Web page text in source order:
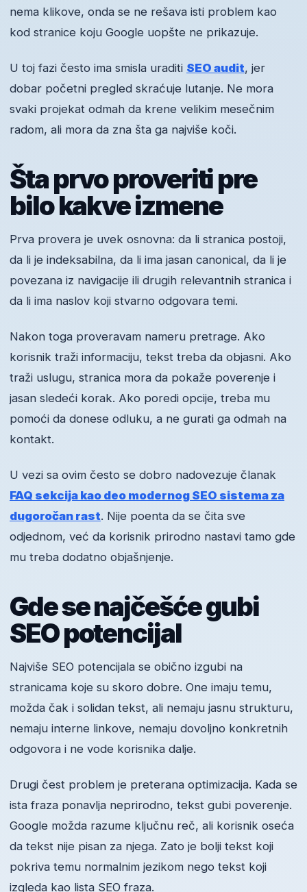
nema klikove, onda se ne rešava isti problem kao
kod stranice koju Google uopšte ne prikazuje.
U toj fazi često ima smisla uraditi SEO audit, jer
dobar početni pregled skraćuje lutanje. Ne mora
svaki projekat odmah da krene velikim mesečnim
radom, ali mora da zna šta ga najviše koči.
Šta prvo proveriti pre
bilo kakve izmene
Prva provera je uvek osnovna: da li stranica postoji,
da li je indeksabilna, da li ima jasan canonical, da li je
povezana iz navigacije ili drugih relevantnih stranica i
da li ima naslov koji stvarno odgovara temi.
Nakon toga proveravam nameru pretrage. Ako
korisnik traži informaciju, tekst treba da objasni. Ako
traži uslugu, stranica mora da pokaže poverenje i
jasan sledeći korak. Ako poredi opcije, treba mu
pomoći da donese odluku, a ne gurati ga odmah na
kontakt.
U vezi sa ovim često se dobro nadovezuje članak
FAQ sekcija kao deo modernog SEO sistema za
dugoročan rast. Nije poenta da se čita sve
odjednom, već da korisnik prirodno nastavi tamo gde
mu treba dodatno objašnjenje.
Gde se najčešće gubi
SEO potencijal
Najviše SEO potencijala se obično izgubi na
stranicama koje su skoro dobre. One imaju temu,
možda čak i solidan tekst, ali nemaju jasnu strukturu,
nemaju interne linkove, nemaju dovoljno konkretnih
odgovora i ne vode korisnika dalje.
Drugi čest problem je preterana optimizacija. Kada se
ista fraza ponavlja neprirodno, tekst gubi poverenje.
Google možda razume ključnu reč, ali korisnik oseća
da tekst nije pisan za njega. Zato je bolji tekst koji
pokriva temu normalnim jezikom nego tekst koji
izgleda kao lista SEO fraza.